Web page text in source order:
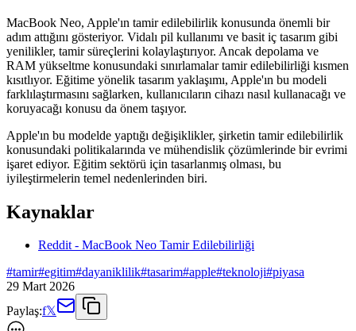
MacBook Neo, Apple'ın tamir edilebilirlik konusunda önemli bir
adım attığını gösteriyor. Vidalı pil kullanımı ve basit iç tasarım gibi
yenilikler, tamir süreçlerini kolaylaştırıyor. Ancak depolama ve
RAM yükseltme konusundaki sınırlamalar tamir edilebilirliği kısmen
kısıtlıyor. Eğitime yönelik tasarım yaklaşımı, Apple'ın bu modeli
farklılaştırmasını sağlarken, kullanıcıların cihazı nasıl kullanacağı ve
koruyacağı konusu da önem taşıyor.
Apple'ın bu modelde yaptığı değişiklikler, şirketin tamir edilebilirlik
konusundaki politikalarında ve mühendislik çözümlerinde bir evrimi
işaret ediyor. Eğitim sektörü için tasarlanmış olması, bu
iyileştirmelerin temel nedenlerinden biri.
Kaynaklar
Reddit - MacBook Neo Tamir Edilebilirliği
#tamir#egitim#dayaniklilik#tasarim#apple#teknoloji#piyasa
29 Mart 2026
Paylaş:f𝕏